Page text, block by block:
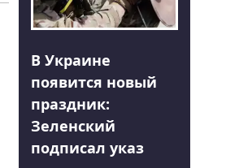
В Украине
появится новый
праздник:
Зеленский
подписал указ